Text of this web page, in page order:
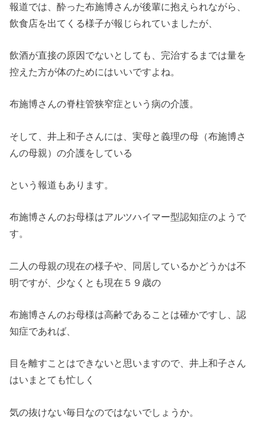
報道では、酔った布施博さんが後輩に抱えられながら、
飲食店を出てくる様子が報じられていましたが、
飲酒が直接の原因でないとしても、完治するまでは量を
控えた方が体のためにはいいですよね。
布施博さんの脊柱管狭窄症という病の介護。
そして、井上和子さんには、実母と義理の母（布施博さ
んの母親）の介護をしている
という報道もあります。
布施博さんのお母様はアルツハイマー型認知症のようで
す。
二人の母親の現在の様子や、同居しているかどうかは不
明ですが、少なくとも現在５９歳の
布施博さんのお母様は高齢であることは確かですし、認
知症であれば、
目を離すことはできないと思いますので、井上和子さん
はいまとても忙しく
気の抜けない毎日なのではないでしょうか。